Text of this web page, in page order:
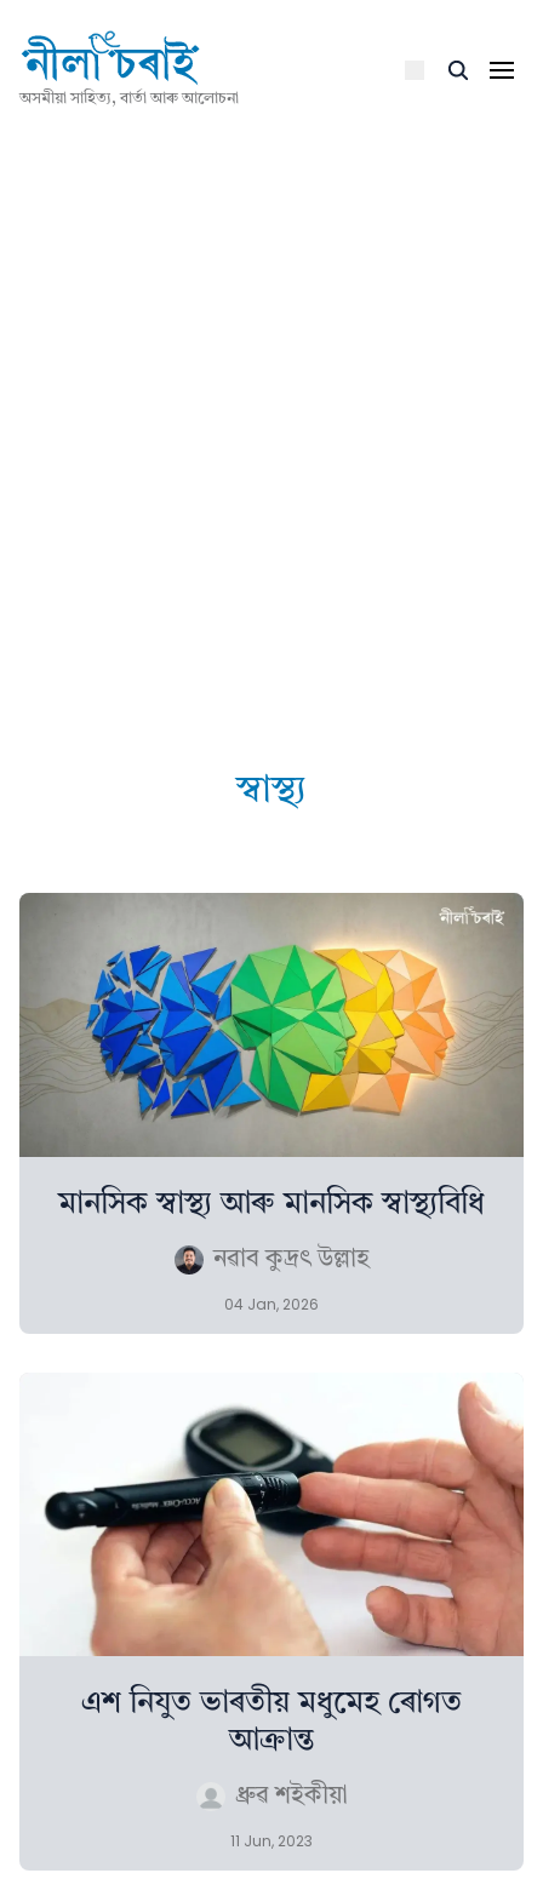
অসমীয়া সাহিত্য, বাৰ্তা আৰু আলোচনা
স্বাস্থ্য
মানসিক স্বাস্থ্য আৰু মানসিক স্বাস্থ্যবিধি
নৱাব কুদ্ৰৎ উল্লাহ
04 Jan, 2026
এশ নিযুত ভাৰতীয় মধুমেহ ৰোগত
আক্ৰান্ত
ধ্ৰুৱ শইকীয়া
11 Jun, 2023